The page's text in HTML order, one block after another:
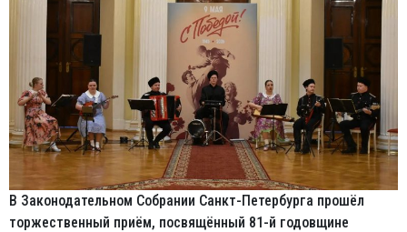
В Законодательном Собрании Санкт-Петербурга прошёл
торжественный приём, посвящённый 81-й годовщине